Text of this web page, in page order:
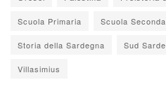
Scuola Primaria Scuola
Storia della Sardegna Sud
Villasimius